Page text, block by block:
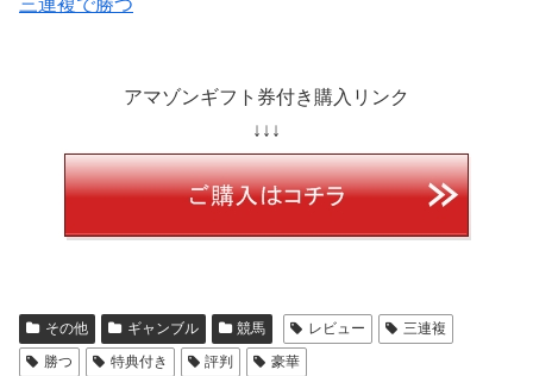
アマゾンギフト券付き購入リンク
↓↓↓
その他 ギャンブル 競馬 レビュー
三連複
勝つ
特典付き 評判 豪華